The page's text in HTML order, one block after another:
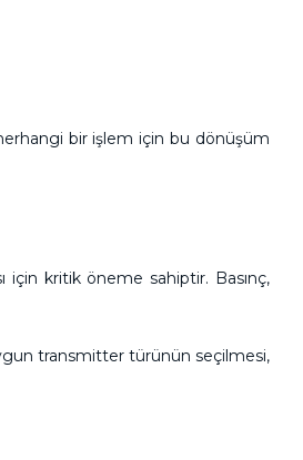
bir işlem için bu dönüşüm
için kritik öneme sahiptir. Basınç,
transmitter türünün seçilmesi,